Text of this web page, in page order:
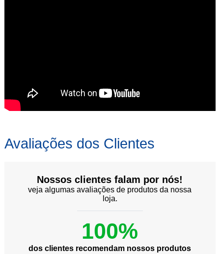
Avaliações dos Clientes
Nossos clientes falam por nós!
veja algumas avaliações de produtos da nossa
loja.
100%
dos clientes recomendam nossos produtos